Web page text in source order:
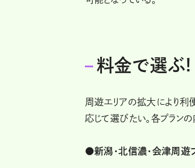
料金で選ぶ!
周遊エリアの拡大により利
応じて選びたい。各プラン
●新潟・北信濃・会津周遊